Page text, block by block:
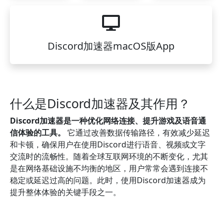
Discord加速器macOS版App
什么是Discord加速器及其作用？
Discord加速器是一种优化网络连接、提升游戏及语音通
信体验的工具。
它通过改善数据传输路径，有效减少延迟
和卡顿，确保用户在使用Discord进行语音、视频或文字
交流时的流畅性。随着全球互联网环境的不断变化，尤其
是在网络基础设施不均衡的地区，用户常常会遇到连接不
稳定或延迟过高的问题。此时，使用Discord加速器成为
提升整体体验的关键手段之一。